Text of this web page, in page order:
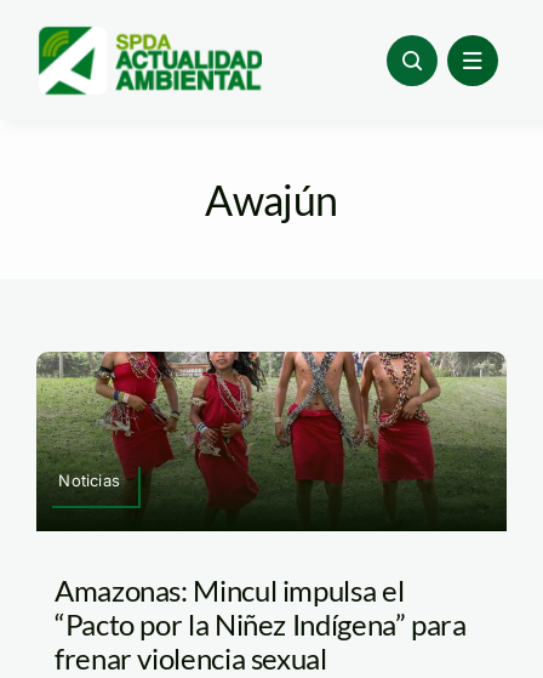
content
Awajún
Noticias
Amazonas: Mincul impulsa el
“Pacto por la Niñez Indígena” para
frenar violencia sexual